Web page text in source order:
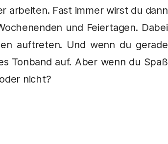
arbeiten. Fast immer wirst du dann
und Feiertagen. Dabei
auftreten. Und wenn du gerade
Tonband auf. Aber wenn du Spaß
nicht?